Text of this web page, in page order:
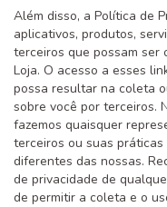
Além disso, a Política de
aplicativos, produtos,
terceiros que possam ser
Loja. O acesso a esses
possa resultar na coleta
sobre você por terceiros.
fazemos quaisquer
terceiros ou suas
diferentes das nossas.
de privacidade de
de permitir a coleta e o